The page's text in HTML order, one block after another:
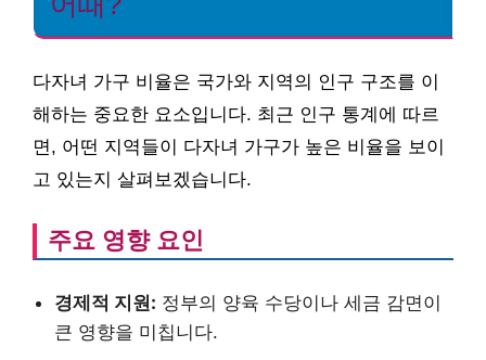
다자녀 가구 비율은 국가와 지역의 인구 구조를 이
해하는 중요한 요소입니다. 최근 인구 통계에 따르
면, 어떤 지역들이 다자녀 가구가 높은 비율을 보이
고 있는지 살펴보겠습니다.
주요 영향 요인
경제적 지원: 정부의 양육 수당이나 세금 감면이
큰 영향을 미칩니다.